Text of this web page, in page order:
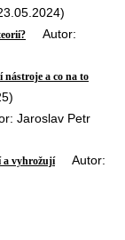
Autor:
nástroje a co na to
Jaroslav Petr
a vyhrožujíAutor: